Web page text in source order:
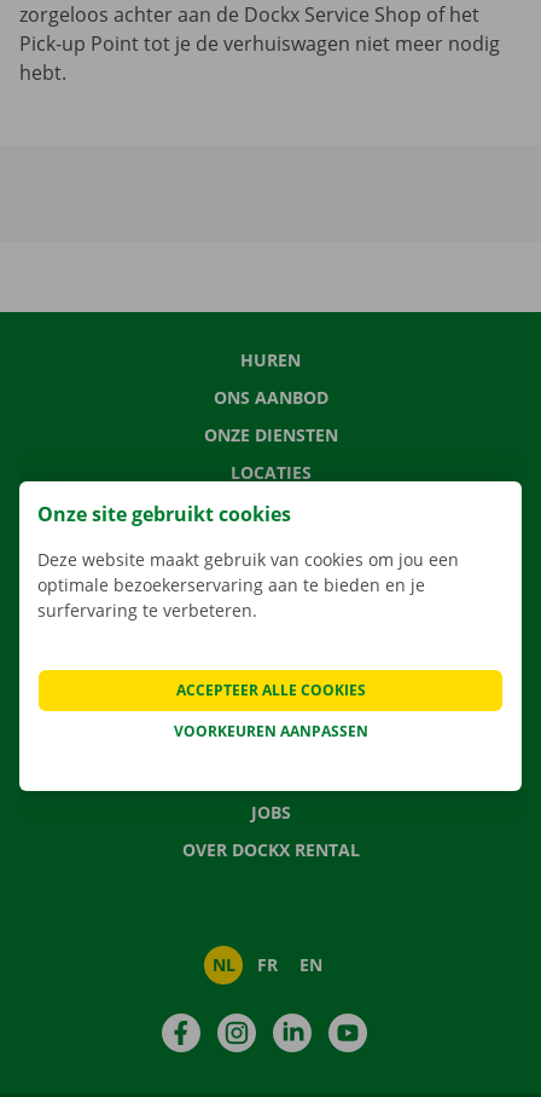
zorgeloos achter aan de Dockx Service Shop of het
Pick-up Point tot je de verhuiswagen niet meer nodig
hebt.
HUREN
ONS AANBOD
ONZE DIENSTEN
LOCATIES
APP
VERHUISOPLOSSINGEN
VEELGESTELDE VRAGEN
NIEUWS
JOBS
OVER DOCKX RENTAL
NL FR EN
FacebookInstagramLinkedIn
Onze site gebruikt cookies
Deze website maakt gebruik van cookies om jou een
optimale bezoekerservaring aan te bieden en je
surfervaring te verbeteren.
VOORKEUREN AANPASSEN
ACCEPTEER ALLE COOKIES